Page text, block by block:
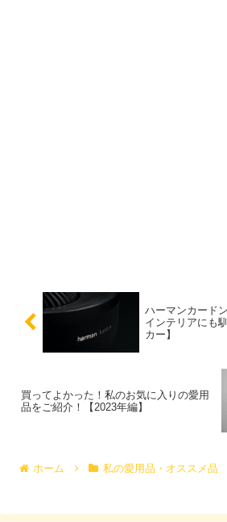
ハーマンカード
インテリアにも
カー】
買ってよかった！私のお気に入りの愛用
品をご紹介！【2023年編】
ホーム 私の愛用品・オススメ品